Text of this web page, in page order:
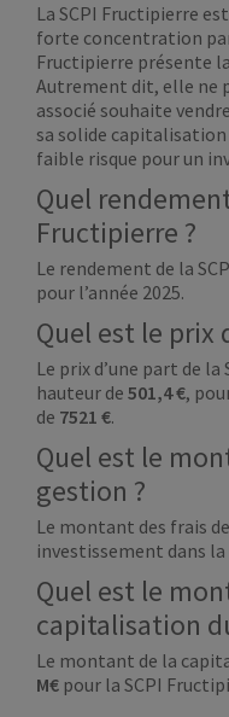
La SCPI Fructipierre
forte concentration
Fructipierre présente
Autrement dit, elle ne
associé souhaite
sa solide
faible risque pour un
Quel
Fructipierre ?
Le rendement de la
pour l’année 2025.
Quel est le prix
Le prix d’une part de
hauteur de 501,4 €,
de 7521 €.
Quel est le
gestion ?
Le montant des frais
investissement dans la
Quel est le
capitalisation
Le montant de la
M€ pour la SCPI